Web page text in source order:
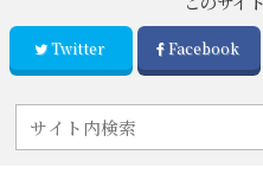
Twitter Facebook